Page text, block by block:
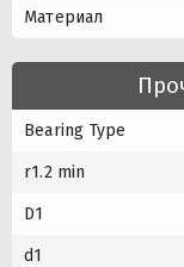
Материал
Bearing Type
r1.2 min
D1
d1